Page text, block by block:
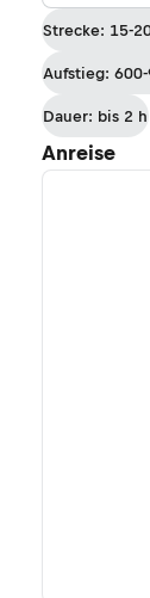
Strecke: 15-
Aufstieg:
Dauer: bis 2 h
Anreise